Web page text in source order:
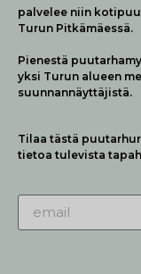
palvelee niin
Turun Pitkämäessä.
Pienestä
yksi Turun alueen
suunnannäyttäjistä.
Tilaa tästä
tietoa tulevista